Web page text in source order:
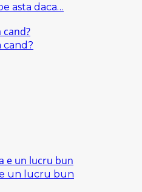
asta daca…
cand?
e un lucru bun